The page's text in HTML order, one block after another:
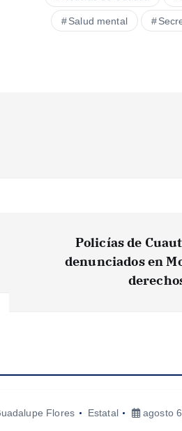
Salud mental
Policías de
denunciados en
Flores Estatal agosto